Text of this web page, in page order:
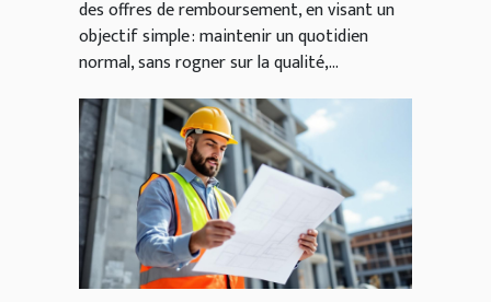
des offres de remboursement, en visant un
objectif simple : maintenir un quotidien
normal, sans rogner sur la qualité,...